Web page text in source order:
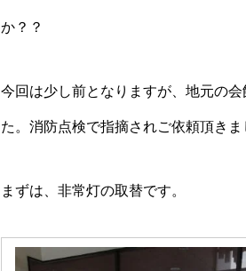
か？？
今回は少し前となりますが、地元の
た。消防点検で指摘されご依頼頂きま
まずは、非常灯の取替です。